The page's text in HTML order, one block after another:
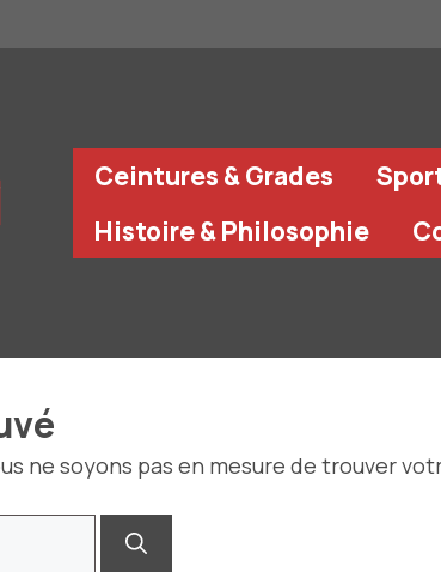
Ceintures & Grades
Histoire & Philosophie
ne soyons pas en mesure de trouver